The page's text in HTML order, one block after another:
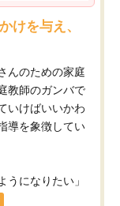
けを与え、
んのための家庭
教師のガンバで
いけばいいかわ
導を象徴してい
になりたい」